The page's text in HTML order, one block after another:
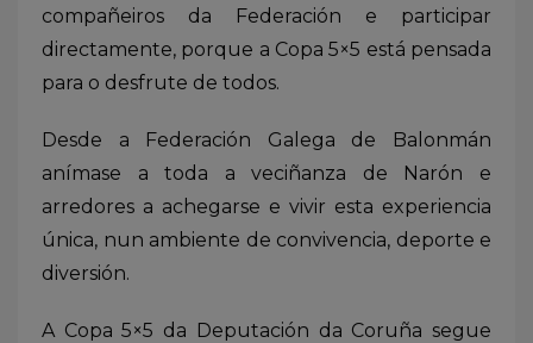
compañeiros da Federación e participar
directamente, porque a Copa 5×5 está pensada
para o desfrute de todos.
Desde a Federación Galega de Balonmán
anímase a toda a veciñanza de Narón e
arredores a achegarse e vivir esta experiencia
única, nun ambiente de convivencia, deporte e
diversión.
A Copa 5×5 da Deputación da Coruña segue